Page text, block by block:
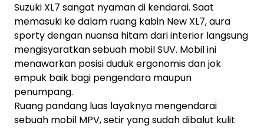
Suzuki XL7 sangat nyaman di kendarai. Saat
memasuki ke dalam ruang kabin New XL7, aura
sporty dengan nuansa hitam dari interior langsung
mengisyaratkan sebuah mobil SUV. Mobil ini
menawarkan posisi duduk ergonomis dan jok
empuk baik bagi pengendara maupun
penumpang.
Ruang pandang luas layaknya mengendarai
sebuah mobil MPV, setir yang sudah dibalut kulit